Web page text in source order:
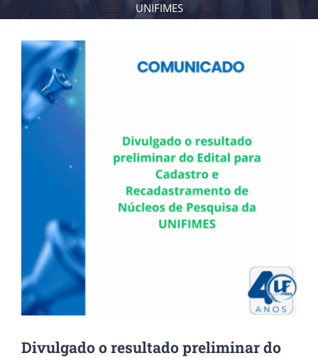
UNIFIMES
View
Larger
Image
Divulgado o resultado preliminar do